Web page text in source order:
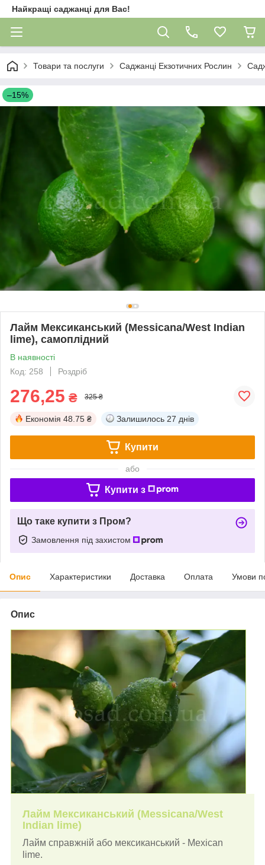
Найкращі саджанці для Вас!
Товари та послуги Саджанці Екзотичних Рослин
–15%
Лайм Мексиканський (Messicana/West Indian
lime), самоплідний
В наявності
Код: 258
Роздріб
276,25 ₴ 325 ₴
Економія 48.75 ₴ Залишилось 27 днів
Купити
або
Купити з
Що таке купити з Пром?
Замовлення під захистом
Опис Характеристики Доставка Оплата Умови
Опис
Лайм Мексиканський (Messicana/West
Indian lime)
Лайм справжній або мексиканський - Mexican
lime.